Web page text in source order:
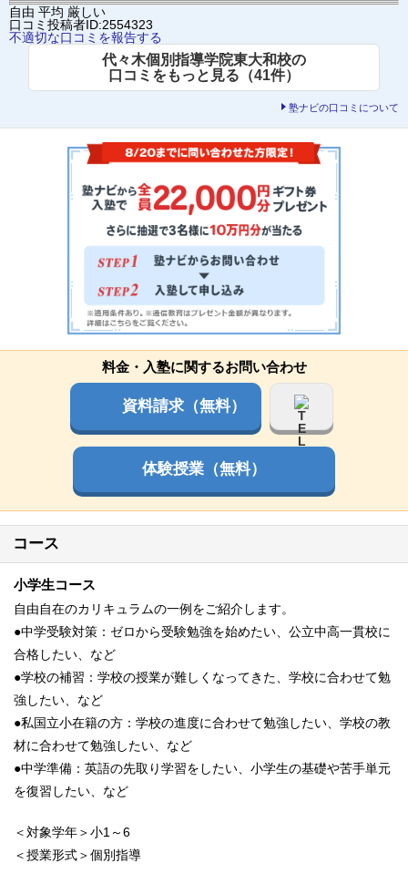
自由 平均 厳しい
口コミ投稿者ID:2554323
不適切な口コミを報告する
代々木個別指導学院東大和校の
口コミをもっと見る（41件）
塾ナビの口コミについて
料金・入塾に関するお問い合わせ
資料請求（無料）
体験授業（無料）
コース
小学生コース
自由自在のカリキュラムの一例をご紹介します。
●中学受験対策：ゼロから受験勉強を始めたい、公立中高一貫校に
合格したい、など
●学校の補習：学校の授業が難しくなってきた、学校に合わせて勉
強したい、など
●私国立小在籍の方：学校の進度に合わせて勉強したい、学校の教
材に合わせて勉強したい、など
●中学準備：英語の先取り学習をしたい、小学生の基礎や苦手単元
を復習したい、など
＜対象学年＞小1～6
＜授業形式＞個別指導